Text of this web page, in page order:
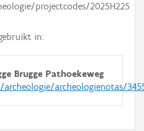
projectcodes/2025H225
in:
Brugge Pathoekeweg
archeologienotas/